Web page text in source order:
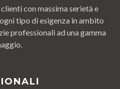
con massima serietà e
tipo di esigenza in ambito
professionali ad una gamma